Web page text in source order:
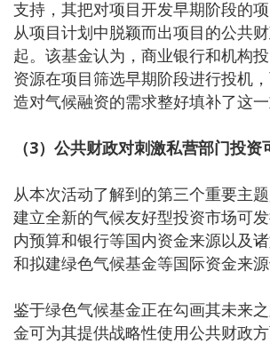
支持，其把对项目开发早期阶段的
从项目计划中脱颖而出项目的公共
起。该基金认为，商业银行和机构
资源在项目筛选早期阶段进行投机
造对气候融资的需求整好填补了这一
（3）公共财政对刺激私营部门投
从本次活动了解到的第三个重要主
建立全新的气候友好型投资市场可
内预算和银行等国内资金来源以及
和拟建绿色气候基金等国际资金来源
鉴于绿色气候基金正在勾画其未来
金可为其提供战略性使用公共财政